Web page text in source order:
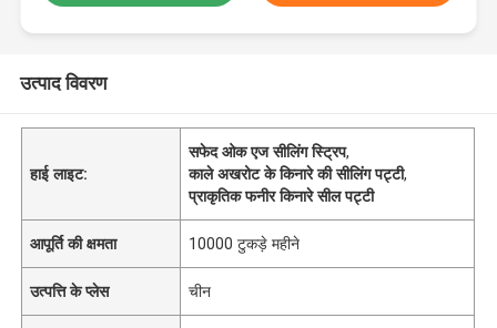
उत्पाद विवरण
हाई लाइट:
सफेद ओक एज सीलिंग स्ट्रिप,
काले अखरोट के किनारे की सीलिंग पट्टी,
प्राकृतिक फनीर किनारे सील पट्टी
आपूर्ति की क्षमता 10000 टुकड़े महीने
उत्पत्ति के प्लेस चीन